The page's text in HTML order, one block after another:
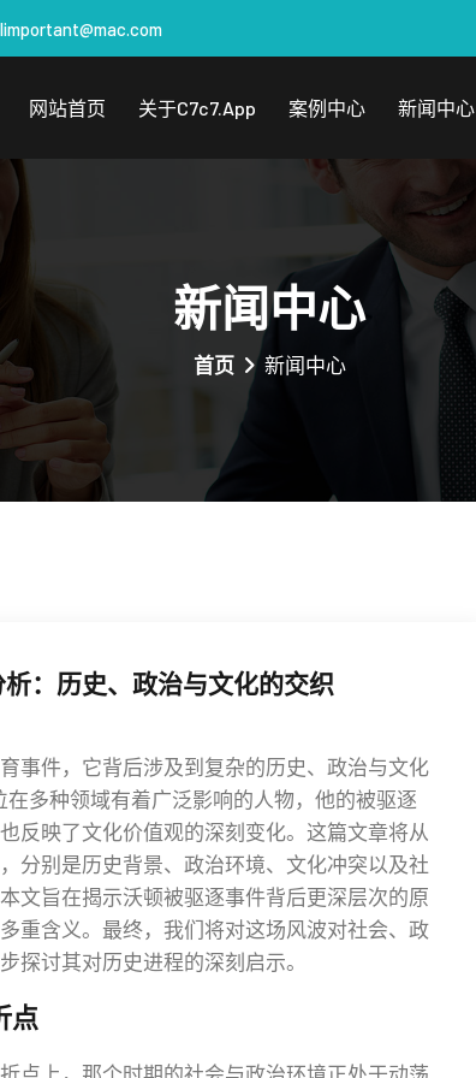
网站首页 关于c7c7.app 案例中心 新闻中心
新闻中心
首页 新闻中心
：历史、政治与文化的交织
事件，它背后涉及到复杂的历史、政治与文化
多种领域有着广泛影响的人物，他的被驱逐
反映了文化价值观的深刻变化。这篇文章将从
分别是历史背景、政治环境、文化冲突以及社
文旨在揭示沃顿被驱逐事件背后更深层次的原
重含义。最终，我们将对这场风波对社会、政
探讨其对历史进程的深刻启示。
点
点上，那个时期的社会与政治环境正处于动荡